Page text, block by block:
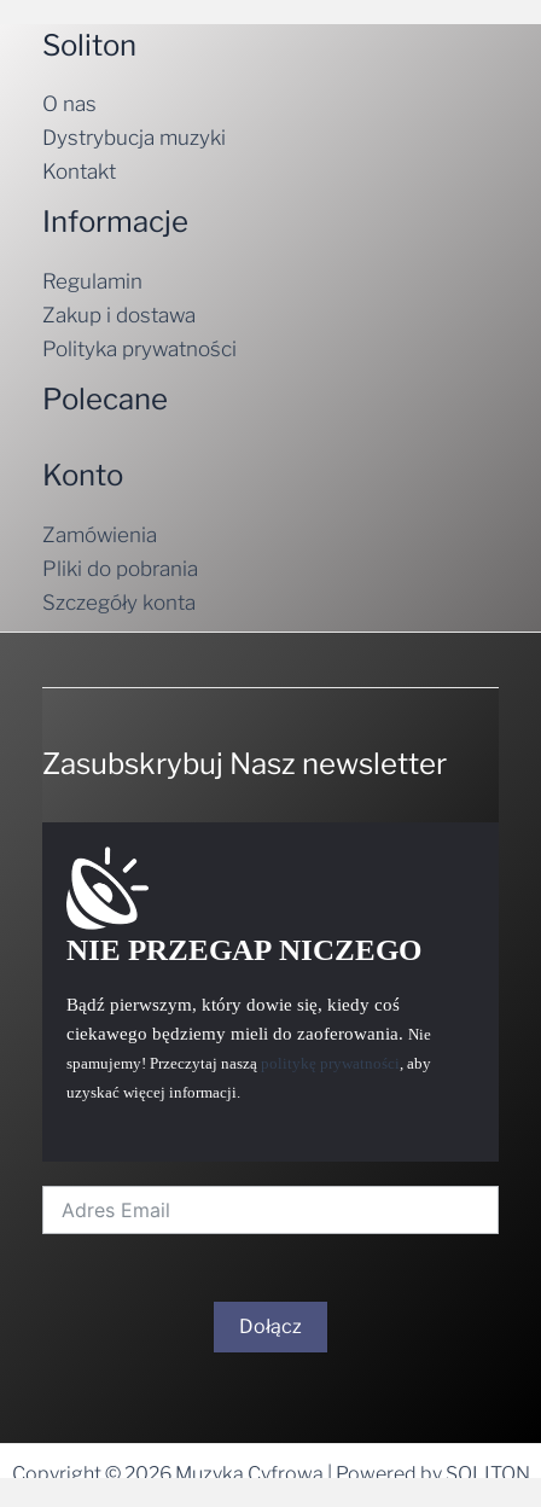
Soliton
O nas
Dystrybucja muzyki
Kontakt
Informacje
Regulamin
Zakup i dostawa
Polityka prywatności
Polecane
Konto
Zamówienia
Pliki do pobrania
Szczegóły konta
Zasubskrybuj Nasz newsletter
NIE PRZEGAP NICZEGO
Bądź pierwszym, który dowie się, kiedy coś
ciekawego będziemy mieli do zaoferowania. Nie
spamujemy! Przeczytaj naszą politykę prywatności, aby
uzyskać więcej informacji.
Dołącz
Copyright © 2026 Muzyka Cyfrowa | Powered by SOLITON